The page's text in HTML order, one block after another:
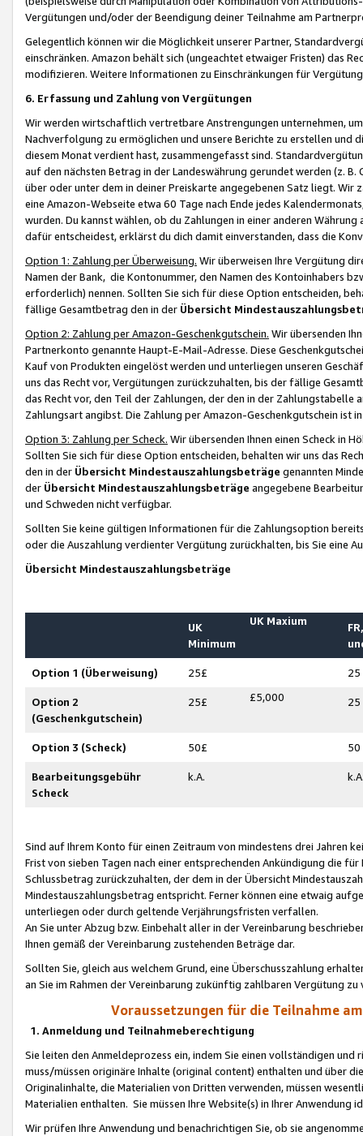
Vergütungen und/oder der Beendigung deiner Teilnahme am
Gelegentlich können wir die Möglichkeit unserer Partner,
einschränken. Amazon behält sich (ungeachtet etwaiger Fristen) das
modifizieren. Weitere Informationen zu Einschränkungen für
6. Erfassung und Zahlung von Vergütungen
Wir werden wirtschaftlich vertretbare Anstrengungen unternehmen,
Nachverfolgung zu ermöglichen und unsere Berichte zu erstellen und
diesem Monat verdient hast, zusammengefasst sind.
auf den nächsten Betrag in der Landeswährung gerundet werden (z.
über oder unter dem in deiner Preiskarte angegebenen Satz liegt.
eine Amazon-Webseite etwa 60 Tage nach Ende jedes
wurden. Du kannst wählen, ob du Zahlungen in einer anderen
dafür entscheidest, erklärst du dich damit einverstanden, dass die
Option 1: Zahlung per Überweisung. Wir überweisen Ihre Vergütung
Namen der Bank, die Kontonummer, den Namen des Kontoinhabers
erforderlich) nennen. Sollten Sie sich für diese Option entscheiden,
fällige Gesamtbetrag den in der Übersicht
Option 2: Zahlung per Amazon-Geschenkgutschein. Wir übersenden
Partnerkonto genannte Haupt-E-Mail-Adresse. Diese
Kauf von Produkten eingelöst werden und unterliegen unseren
uns das Recht vor, Vergütungen zurückzuhalten, bis der fällige
das Recht vor, den Teil der Zahlungen, der den in der
Zahlungsart angibst. Die Zahlung per Amazon-Geschenkgutschein ist
Option 3: Zahlung per Scheck. Wir übersenden Ihnen einen Scheck in
Sollten Sie sich für diese Option entscheiden, behalten wir uns das
den in der Übersicht Mindestauszahlungsbeträge genannten
der Übersicht Mindestauszahlungsbeträge angegebene
und Schweden nicht verfügbar.
Sollten Sie keine gültigen Informationen für die Zahlungsoption
oder die Auszahlung verdienter Vergütung zurückhalten, bis Sie
Übersicht Mindestauszahlungsbeträge
UK
Minimum
UK Maxium
Option 1 (Überweisung) 25£ 25
Option 2
(Geschenkgutschein)
25£ £5,000 25
Option 3 (Scheck) 50£ 50
Bearbeitungsgebühr
Scheck
k.A.
Sind auf Ihrem Konto für einen Zeitraum von mindestens drei Jahren
Frist von sieben Tagen nach einer entsprechenden Ankündigung die
Schlussbetrag zurückzuhalten, der dem in der Übersicht
Mindestauszahlungsbetrag entspricht. Ferner können eine etwaig
unterliegen oder durch geltende Verjährungsfristen verfallen.
An Sie unter Abzug bzw. Einbehalt aller in der Vereinbarung
Ihnen gemäß der Vereinbarung zustehenden Beträge dar.
Sollten Sie, gleich aus welchem Grund, eine Überschusszahlung
an Sie im Rahmen der Vereinbarung zukünftig zahlbaren Vergütung zu
Voraussetzungen für die Teilnahme
1. Anmeldung und Teilnahmeberechtigung
Sie leiten den Anmeldeprozess ein, indem Sie einen vollständigen
muss/müssen originäre Inhalte (original content) enthalten und über
Originalinhalte, die Materialien von Dritten verwenden, müssen
Materialien enthalten. Sie müssen Ihre Website(s) in Ihrer Anwendung
Wir prüfen Ihre Anwendung und benachrichtigen Sie, ob sie